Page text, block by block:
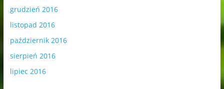
grudzień 2016
listopad 2016
październik 2016
sierpień 2016
lipiec 2016